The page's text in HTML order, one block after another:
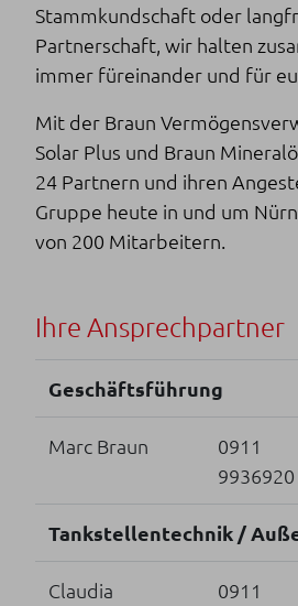
Stammkundschaft oder
Partnerschaft, wir halten
immer füreinander und für
Mit der Braun
Solar Plus und Braun
24 Partnern und ihren
Gruppe heute in und um
von 200 Mitarbeitern.
Ihre Ansprechpartner
Geschäftsführung
Marc Braun
0911
9936920
Tankstellentechnik /
Claudia
0911